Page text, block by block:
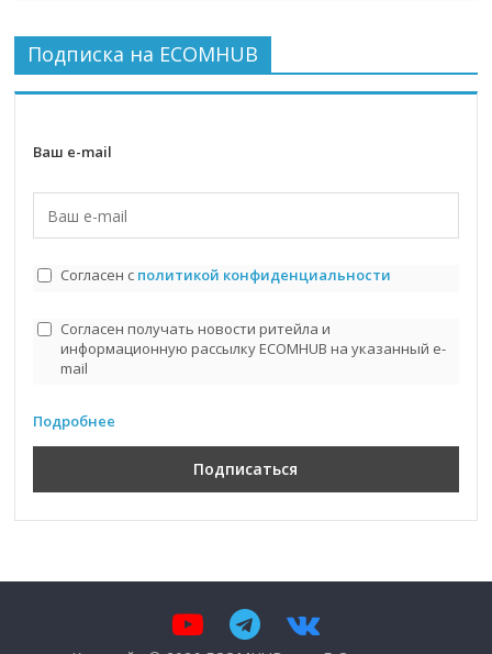
Подписка на ECOMHUB
Ваш e-mail
Согласен с политикой конфиденциальности
Согласен получать новости ритейла и
информационную рассылку ECOMHUB на указанный e-
mail
Подробнее